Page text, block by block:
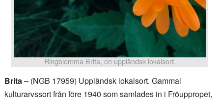
Ringblomma Brita, en uppländsk lokalsort.
Brita– (NGB 17959) Uppländsk lokalsort. Gammal
kulturarvssort från före 1940 som samlades in i Fröuppropet,